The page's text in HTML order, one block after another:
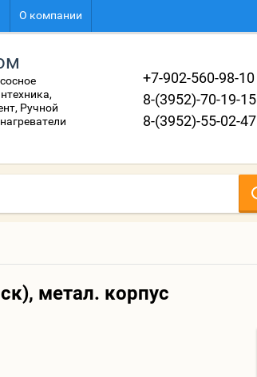
О компании
Ручной
+7-902-560-98-10
8-(3952)-70-19-15
8-(3952)-55-02-47
метал. корпус